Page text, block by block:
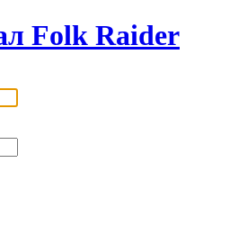
Folk Raider